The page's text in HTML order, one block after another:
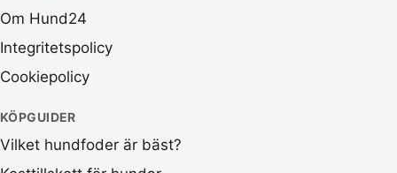
Om Hund24
Integritetspolicy
Cookiepolicy
KÖPGUIDER
Vilket hundfoder är bäst?